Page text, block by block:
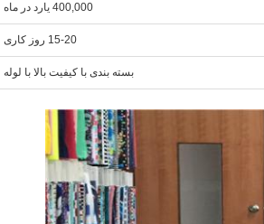
400,000 یارد در ماه
15-20 روز کاری
بسته بندی با کیفیت بالا با لوله